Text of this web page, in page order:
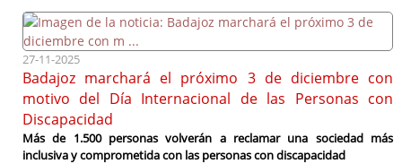
27-11-2025
Badajoz marchará el próximo 3 de diciembre con
motivo del Día Internacional de las Personas con
Discapacidad
Más de 1.500 personas volverán a reclamar una sociedad más
inclusiva y comprometida con las personas con discapacidad